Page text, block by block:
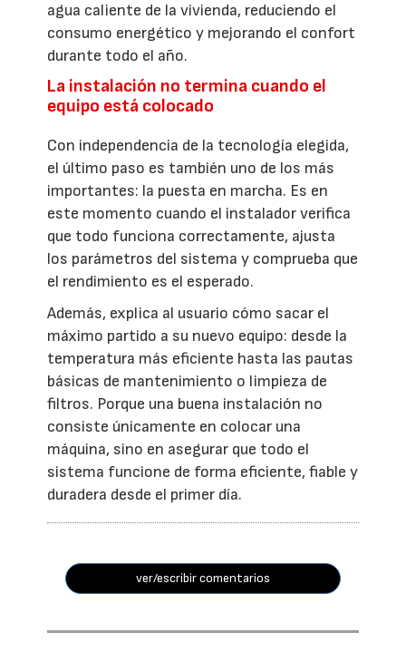
agua caliente de la vivienda, reduciendo el
consumo energético y mejorando el confort
durante todo el año.
La instalación no termina cuando el
equipo está colocado
Con independencia de la tecnología elegida,
el último paso es también uno de los más
importantes: la puesta en marcha. Es en
este momento cuando el instalador verifica
que todo funciona correctamente, ajusta
los parámetros del sistema y comprueba que
el rendimiento es el esperado.
Además, explica al usuario cómo sacar el
máximo partido a su nuevo equipo: desde la
temperatura más eficiente hasta las pautas
básicas de mantenimiento o limpieza de
filtros. Porque una buena instalación no
consiste únicamente en colocar una
máquina, sino en asegurar que todo el
sistema funcione de forma eficiente, fiable y
duradera desde el primer día.
ver/escribir comentarios